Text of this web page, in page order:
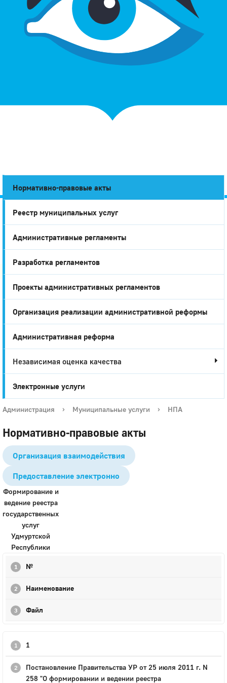
Город
Глазов
Нормативно-правовые акты
Реестр муниципальных услуг
Административные регламенты
Разработка регламентов
Проекты административных регламентов
Организация реализации административной реформы
Административная реформа
Независимая оценка качества
Электронные услуги
Администрация › Муниципальные услуги › НПА
Нормативно-правовые акты
Организация взаимодействия
Предоставление электронно
Формирование и
ведение реестра
государственных
услуг
Удмуртской
Республики
№
Наименование
Файл
1
Постановление Правительства УР от 25 июля 2011 г. N
258 "О формировании и ведении реестра